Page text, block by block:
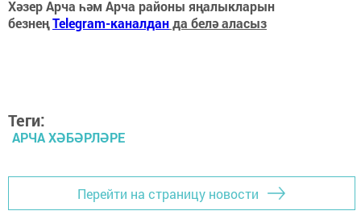
Хәзер Арча һәм Арча районы яңалыкларын
безнеңTelegram-каналданда белә аласыз
Теги:
АРЧА ХӘБӘРЛӘРЕ
Перейти на страницу новости